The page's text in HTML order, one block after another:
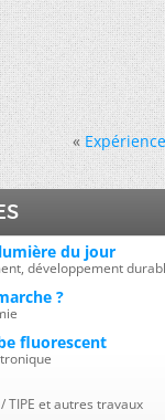
«
du jour
développement
?
fluorescent
TIPE et autres travaux